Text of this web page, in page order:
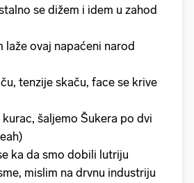
se dižem i idem u zahod
laže ovaj napaćeni narod
tenzije skaču, face se krive
šaljemo Šukera po dvi
ka da smo dobili lutriju
mislim na drvnu industriju